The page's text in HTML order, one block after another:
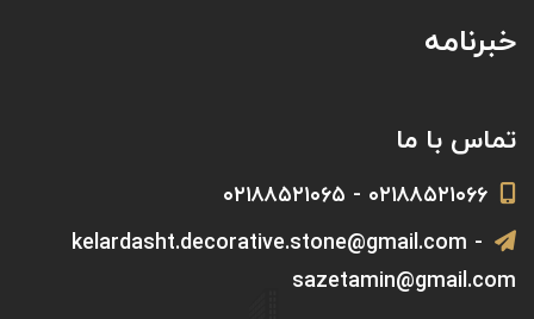
خبرنامه
تماس با ما
۰۲۱۸۸۵۲۱۰۶۶ - ۰۲۱۸۸۵۲۱۰۶۵
kelardasht.decorative.stone@gmail.com -
sazetamin@gmail.com